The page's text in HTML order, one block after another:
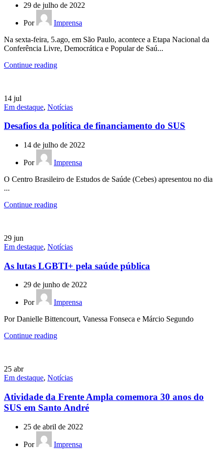
29 de julho de 2022
Por
Imprensa
Na sexta-feira, 5.ago, em São Paulo, acontece a Etapa Nacional da
Conferência Livre, Democrática e Popular de Saú...
Continue reading
14 jul
Em destaque, Notícias
Desafios da política de financiamento do SUS
14 de julho de 2022
Por
Imprensa
O Centro Brasileiro de Estudos de Saúde (Cebes) apresentou no dia
...
Continue reading
29 jun
Em destaque, Notícias
As lutas LGBTI+ pela saúde pública
29 de junho de 2022
Por
Imprensa
Por Danielle Bittencourt, Vanessa Fonseca e Márcio Segundo
Continue reading
25 abr
Em destaque, Notícias
Atividade da Frente Ampla comemora 30 anos do
SUS em Santo André
25 de abril de 2022
Por Imprensa